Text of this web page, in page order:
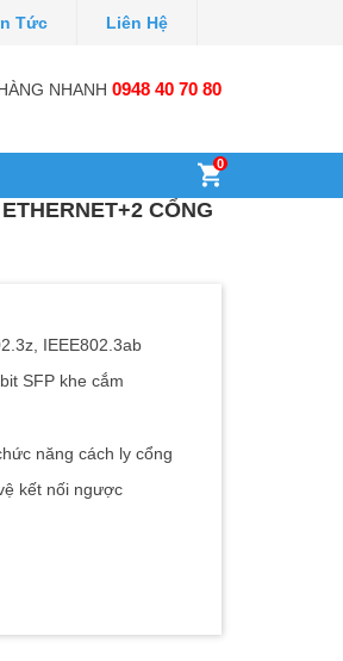
Tức Liên Hệ
NHANH 0948 40 70 80
0
CỔNG
IEEE802.3ab
SFP khe cắm
năng cách ly cổng
kết nối ngược